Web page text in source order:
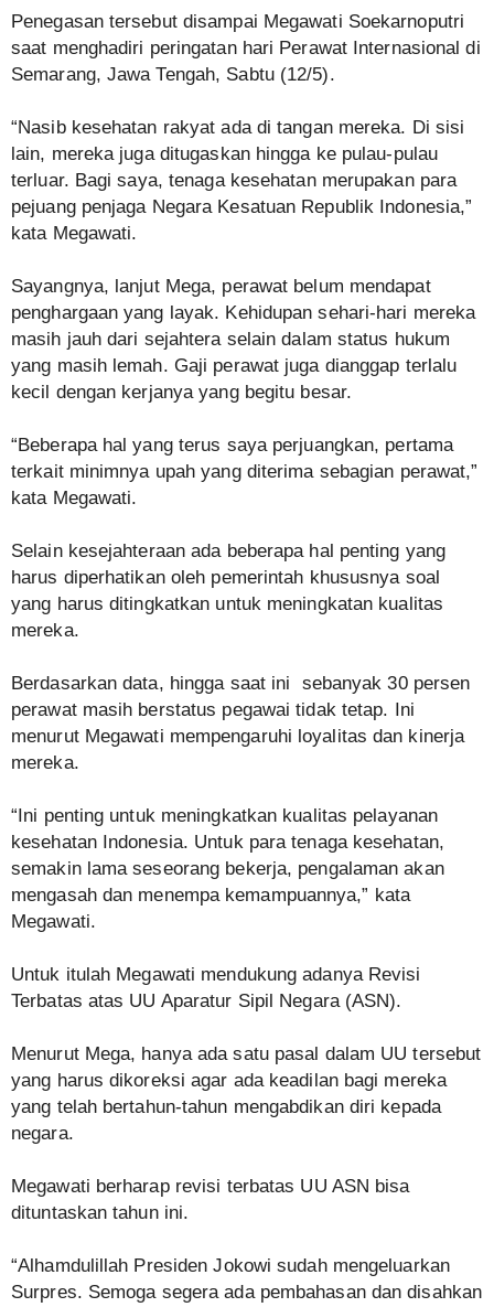
Penegasan tersebut disampai Megawati Soekarnoputri
saat menghadiri peringatan hari Perawat Internasional di
Semarang, Jawa Tengah, Sabtu (12/5).
“Nasib kesehatan rakyat ada di tangan mereka. Di sisi
lain, mereka juga ditugaskan hingga ke pulau-pulau
terluar. Bagi saya, tenaga kesehatan merupakan para
pejuang penjaga Negara Kesatuan Republik Indonesia,”
kata Megawati.
Sayangnya, lanjut Mega, perawat belum mendapat
penghargaan yang layak. Kehidupan sehari-hari mereka
masih jauh dari sejahtera selain dalam status hukum
yang masih lemah. Gaji perawat juga dianggap terlalu
kecil dengan kerjanya yang begitu besar.
“Beberapa hal yang terus saya perjuangkan, pertama
terkait minimnya upah yang diterima sebagian perawat,”
kata Megawati.
Selain kesejahteraan ada beberapa hal penting yang
harus diperhatikan oleh pemerintah khususnya soal
yang harus ditingkatkan untuk meningkatan kualitas
mereka.
Berdasarkan data, hingga saat ini sebanyak 30 persen
perawat masih berstatus pegawai tidak tetap. Ini
menurut Megawati mempengaruhi loyalitas dan kinerja
mereka.
“Ini penting untuk meningkatkan kualitas pelayanan
kesehatan Indonesia. Untuk para tenaga kesehatan,
semakin lama seseorang bekerja, pengalaman akan
mengasah dan menempa kemampuannya,” kata
Megawati.
Untuk itulah Megawati mendukung adanya Revisi
Terbatas atas UU Aparatur Sipil Negara (ASN).
Menurut Mega, hanya ada satu pasal dalam UU tersebut
yang harus dikoreksi agar ada keadilan bagi mereka
yang telah bertahun-tahun mengabdikan diri kepada
negara.
Megawati berharap revisi terbatas UU ASN bisa
dituntaskan tahun ini.
“Alhamdulillah Presiden Jokowi sudah mengeluarkan
Surpres. Semoga segera ada pembahasan dan disahkan